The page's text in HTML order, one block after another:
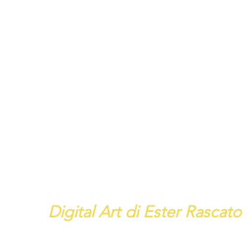
Digital Art di Ester Rascato